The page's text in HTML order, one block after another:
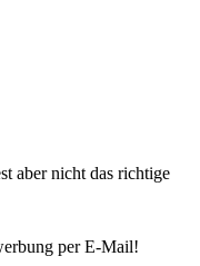
aber nicht das richtige
per E-Mail!